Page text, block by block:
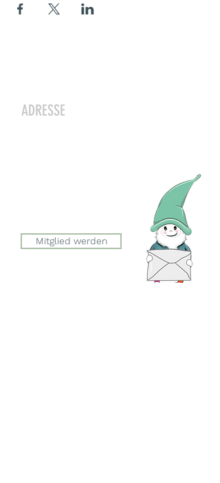
ADRESSE
Mitglied werden